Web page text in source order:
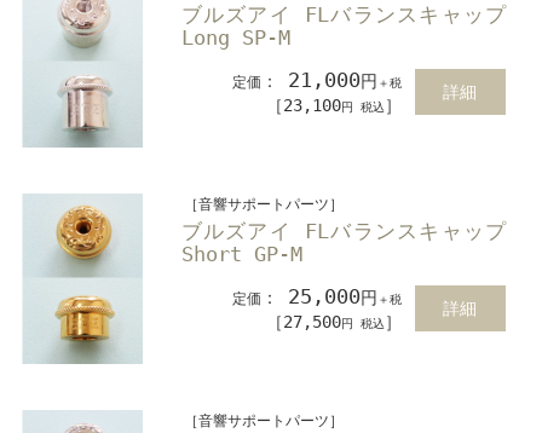
ブルズアイ FLバランスキャップ
Long SP-M
定価 ： 21,000円 ＋税
［23,100円 税込 ］
詳細
［音響サポートパーツ］
ブルズアイ FLバランスキャップ
Short GP-M
定価 ： 25,000円 ＋税
［27,500円 税込 ］
詳細
［音響サポートパーツ］